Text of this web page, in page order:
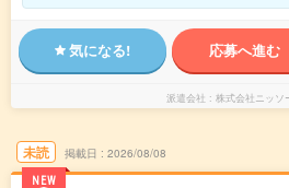
気になる! 応募へ進む
派遣会社 株式会社ニッソ
未読
NEW
掲載日 2026/08/08